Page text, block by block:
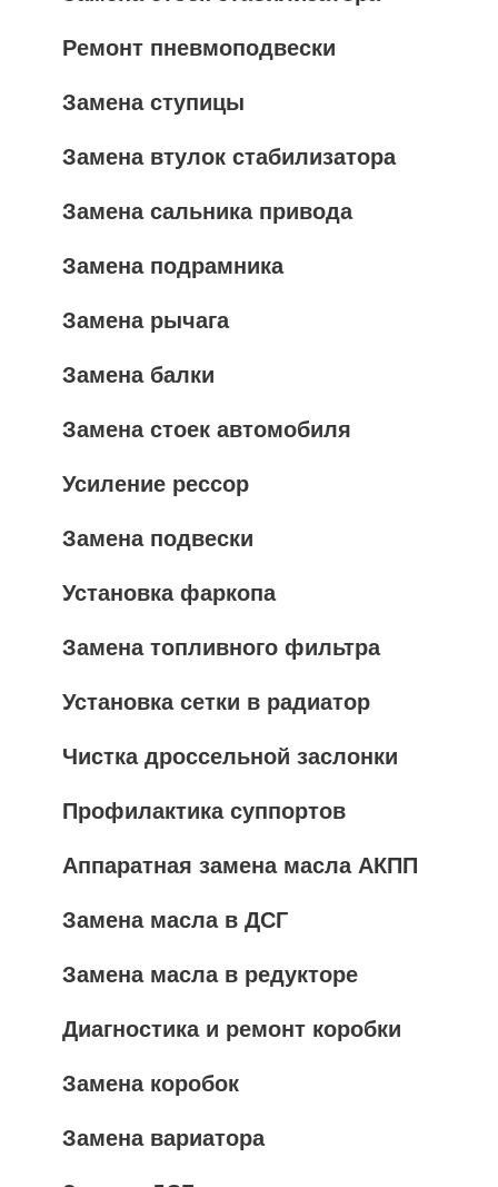
Ремонт пневмоподвески
Замена ступицы
Замена втулок стабилизатора
Замена сальника привода
Замена подрамника
Замена рычага
Замена балки
Замена стоек автомобиля
Усиление рессор
Замена подвески
Установка фаркопа
Замена топливного фильтра
Установка сетки в радиатор
Чистка дроссельной заслонки
Профилактика суппортов
Аппаратная замена масла АКПП
Замена масла в ДСГ
Замена масла в редукторе
Диагностика и ремонт коробки
Замена коробок
Замена вариатора